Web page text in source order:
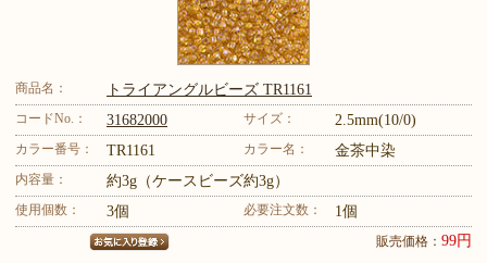
商品名： トライアングルビーズ TR1161
コードNo.： 31682000 サイズ： 2.5mm(10/0)
カラー番号： TR1161 カラー名： 金茶中染
内容量： 約3g（ケースビーズ約3g）
使用個数： 3個 必要注文数： 1個
販売価格： 99円